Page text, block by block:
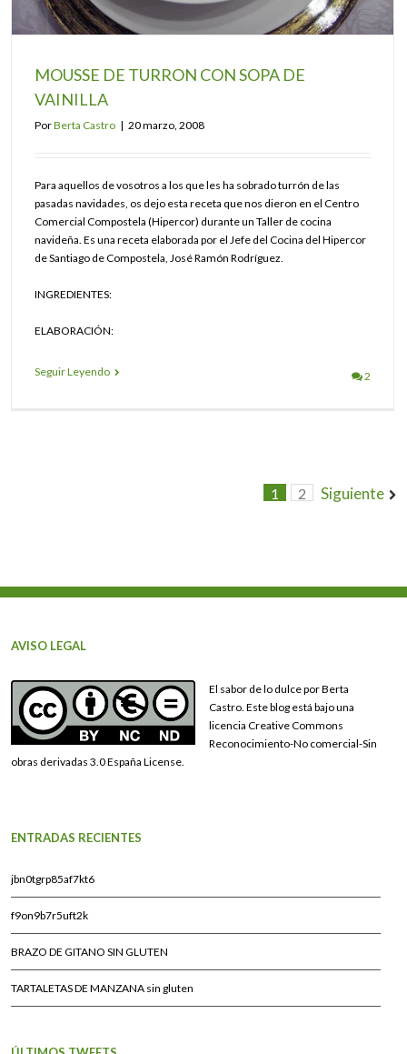
MOUSSE DE TURRON CON SOPA DE
VAINILLA
PorBerta Castro | 20 marzo, 2008
Para aquellos de vosotros a los que les ha sobrado turrón de las
pasadas navidades, os dejo esta receta que nos dieron en el Centro
Comercial Compostela (Hipercor) durante un Taller de cocina
navideña. Es una receta elaborada por el Jefe del Cocina del Hipercor
de Santiago de Compostela, José Ramón Rodríguez.
INGREDIENTES:
ELABORACIÓN:
Seguir Leyendo 2
1 2 Siguiente
AVISO LEGAL
El sabor de lo dulce por Berta
Castro. Este blog está bajo una
licencia Creative Commons
Reconocimiento-No comercial-Sin
obras derivadas 3.0 España License.
ENTRADAS RECIENTES
jbn0tgrp85af7kt6
f9on9b7r5uft2k
BRAZO DE GITANO SIN GLUTEN
TARTALETAS DE MANZANA sin gluten